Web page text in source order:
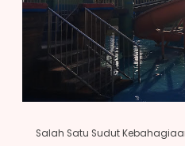
Salah Satu Sudut